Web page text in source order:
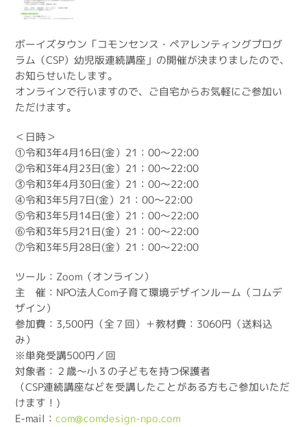
ボーイズタウン「コモンセンス・ペアレンティングプログ
ラム（CSP）幼児版連続講座」の開催が決まりましたので、
お知らせいたします。
オンラインで行いますので、ご自宅からお気軽にご参加い
ただけます。
＜日時＞
①令和3年4月16日(金）21：00～22:00
②令和3年4月23日(金）21：00～22:00
③令和3年4月30日(金）21：00～22:00
④令和3年5月7日(金）21：00～22:00
⑤令和3年5月14日(金）21：00～22:00
⑥令和3年5月21日(金）21：00～22:00
⑦令和3年5月28日(金）21：00～22:00
ツール：Zoom（オンライン）
主 催：NPO法人Com子育て環境デザインルーム（コムデ
ザイン）
参加費：3,500円（全７回）＋教材費：3060円（送料込
み）
※単発受講500円／回
対象者：２歳～小３の子どもを持つ保護者
（CSP連続講座などを受講したことがある方もご参加いただ
けます！)
E-mail：com@comdesign-npo.com